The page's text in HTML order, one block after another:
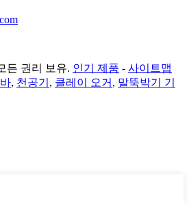
든 권리 보유. 인기 제품 - 사이트맵
, 천공기 , 클레이 오거 , 말뚝박기 기